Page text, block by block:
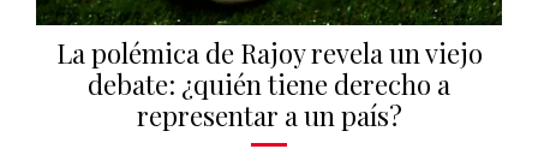
La polémica de Rajoy revela un viejo
debate: ¿quién tiene derecho a
representar a un país?